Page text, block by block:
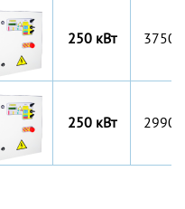
250 кВт
250 кВт